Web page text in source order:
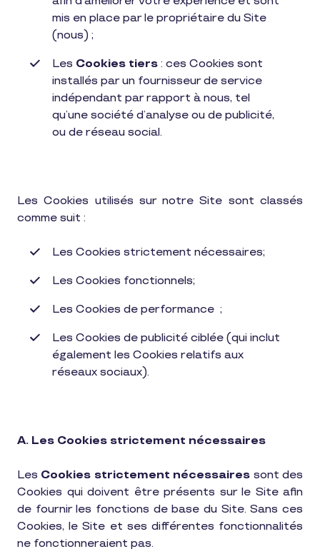
mis en place par le propriétaire du Site
(nous) ;
Les Cookies tiers : ces Cookies sont
installés par un fournisseur de service
indépendant par rapport à nous, tel
qu’une société d’analyse ou de publicité,
ou de réseau social.
Les Cookies utilisés sur notre Site sont classés
comme suit :
Les Cookies strictement nécessaires;
Les Cookies fonctionnels;
Les Cookies de performance ;
Les Cookies de publicité ciblée (qui inclut
également les Cookies relatifs aux
réseaux sociaux).
A. Les Cookies strictement nécessaires
Les Cookies strictement nécessaires sont des
Cookies qui doivent être présents sur le Site afin
de fournir les fonctions de base du Site. Sans ces
Cookies, le Site et ses différentes fonctionnalités
ne fonctionneraient pas.